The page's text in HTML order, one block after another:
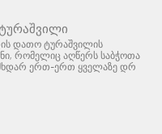
დათო ტურაშვილის
რომელიც აღწერს საბჭოთა
ერთ-ერთ ყველაზე დრ